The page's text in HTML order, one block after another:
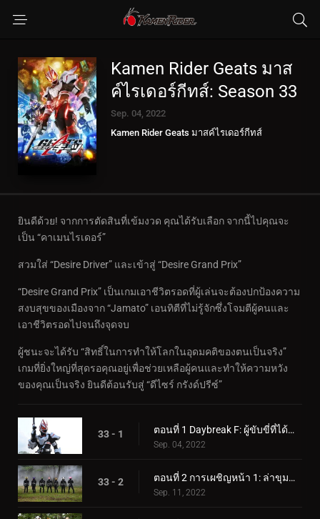
Kamen Rider Geats มาส
ค์ไรเดอร์กีทส์: Season 33
Sep. 04, 2022
Kamen Rider Geats มาสค์ไรเดอร์กีทส์
ยินดีด้วย! จากการตัดสินที่เข้มงวด คุณได้รับเลือก จากนี้ไปคุณจะ
เป็น “คาเมนไรเดอร์”
สวมใส่ “Desire Driver” และเข้าสู่ “Desire Grand Prix”
“Desire Grand Prix” เป็นเกมเอาชีวิตรอดที่ผู้เล่นจะต้องปกป้องความ
สงบสุขของเมืองจาก “Jamato” เอนทิตีที่ไม่รู้จักซึ่งโจมตีผู้คนและ
เอาชีวิตรอดไปจนถึงจุดจบ
ผู้ชนะจะได้รับ “สิทธิ์ในการทำให้โลกในอุดมคติของตนเป็นจริง”
เกมที่ยิ่งใหญ่ที่สุดรอคุณอยู่เพื่อช่วยเหลือผู้คนและทำให้ความหวัง
ของคุณเป็นจริง ยินดีต้อนรับสู่ “ดีไซร์ กรังด์ปรีซ์”
33 - 1 ตอนที่ 1 Daybreak F: ผู้ขับขี่ที่ได้รับเชิญอย่างจริงใจ
Sep. 04, 2022
33 - 2 ตอนที่ 2 การเผชิญหน้า 1: ล่าขุมทรัพย์และการโจรกรรม
Sep. 11, 2022